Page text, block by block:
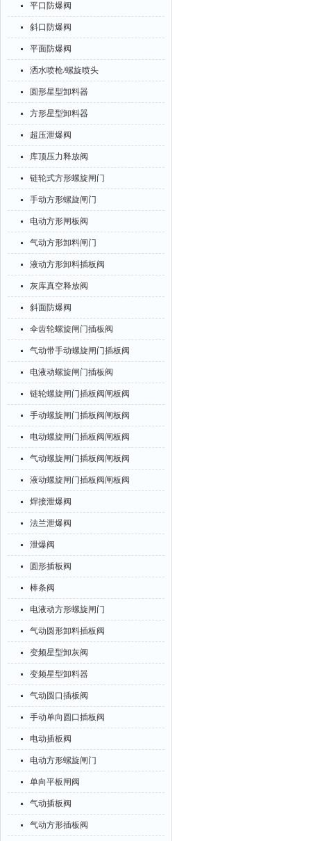
平口防爆阀
斜口防爆阀
平面防爆阀
洒水喷枪/螺旋喷头
圆形星型卸料器
方形星型卸料器
超压泄爆阀
库顶压力释放阀
链轮式方形螺旋闸门
手动方形螺旋闸门
电动方形闸板阀
气动方形卸料闸门
液动方形卸料插板阀
灰库真空释放阀
斜面防爆阀
伞齿轮螺旋闸门插板阀
气动带手动螺旋闸门插板阀
电液动螺旋闸门插板阀
链轮螺旋闸门插板阀闸板阀
手动螺旋闸门插板阀闸板阀
电动螺旋闸门插板阀闸板阀
气动螺旋闸门插板阀闸板阀
液动螺旋闸门插板阀闸板阀
焊接泄爆阀
法兰泄爆阀
泄爆阀
圆形插板阀
棒条阀
电液动方形螺旋闸门
气动圆形卸料插板阀
变频星型卸灰阀
变频星型卸料器
气动圆口插板阀
手动单向圆口插板阀
电动插板阀
电动方形螺旋闸门
单向平板闸阀
气动插板阀
气动方形插板阀